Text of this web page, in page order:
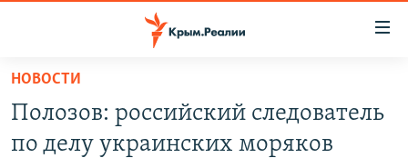
Вернуться
основному
содержанию
СПЕЦПРОЕКТЫ
НОВОСТИ
Полозов: российский следователь
по делу украинских моряков